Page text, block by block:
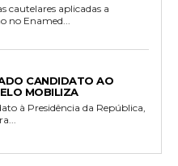
cautelares aplicadas a
no Enamed...
CANDIDATO AO
MOBILIZA
à Presidência da República,